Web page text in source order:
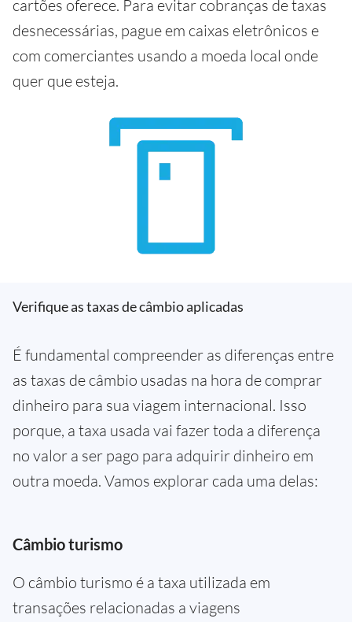
cartões oferece. Para evitar cobranças de taxas
desnecessárias, pague em caixas eletrônicos e
com comerciantes usando a moeda local onde
quer que esteja.
Verifique as taxas de câmbio aplicadas
É fundamental compreender as diferenças entre
as taxas de câmbio usadas na hora de comprar
dinheiro para sua viagem internacional. Isso
porque, a taxa usada vai fazer toda a diferença
no valor a ser pago para adquirir dinheiro em
outra moeda. Vamos explorar cada uma delas:
Câmbio turismo
O câmbio turismo é a taxa utilizada em
transações relacionadas a viagens